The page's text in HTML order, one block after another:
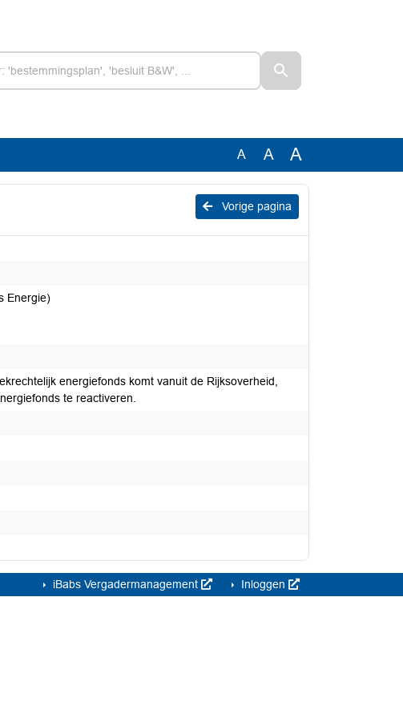
A A A
Vorige pagina
Energie)
energiefonds komt vanuit de Rijksoverheid,
te reactiveren.
iBabs Vergadermanagement Inloggen